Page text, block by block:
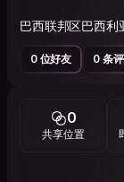
巴西联邦区巴西利
0 位好友 0 条
0
共享位置